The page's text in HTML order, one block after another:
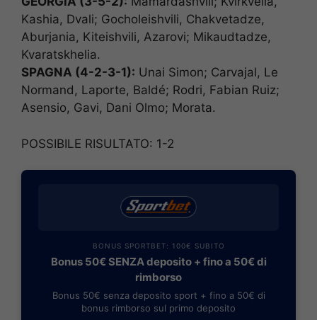
Kashia, Dvali; Gocholeishvili, Chakvetadze,
Aburjania, Kiteishvili, Azarovi; Mikaudtadze,
Kvaratskhelia.
SPAGNA (4-2-3-1): Unai Simon; Carvajal, Le
Normand, Laporte, Baldé; Rodri, Fabian Ruiz;
Asensio, Gavi, Dani Olmo; Morata.
POSSIBILE RISULTATO: 1-2
BONUS SPORTBET: 100€ SUBITO
Bonus 50€ SENZA deposito + fino a 50€ di
rimborso
Bonus 50€ senza deposito sport + fino a 50€ di
bonus rimborso sul primo deposito